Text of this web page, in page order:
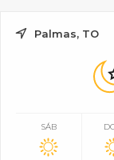
Palmas, TO
SÁB